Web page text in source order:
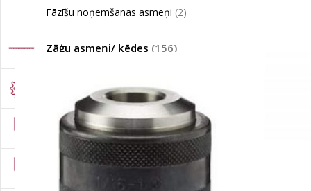
Fāzīšu noņemšanas asmeņi (2)
Zāģu asmeņi/ ķēdes (156)
(137)
Apdares instrumenti(803)
Pneimatiskie instrumenti(102)